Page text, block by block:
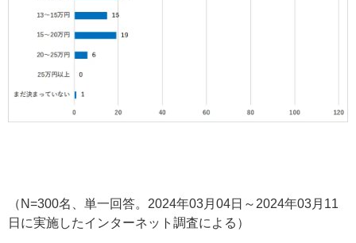
（N=300名、単一回答。2024年03月04日～2024年03月11
日に実施したインターネット調査による）